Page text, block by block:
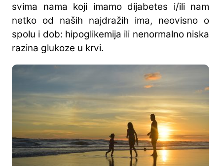
svima nama koji imamo dijabetes i/ili nam
netko od naših najdražih ima, neovisno o
spolu i dob: hipoglikemija ili nenormalno niska
razina glukoze u krvi.